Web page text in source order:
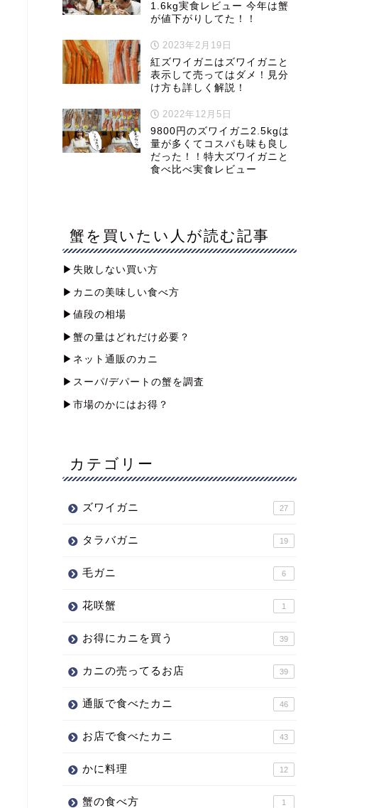
1.6kg実食レビュー 今年は蟹
が値下がりしてた！！
2023年2月19日
紅ズワイガニはズワイガニと
表示して売ってはダメ！見分
け方も詳しく解説！
2022年12月5日
9800円のズワイガニ2.5kgは
量が多くてコスパも味も良し
だった！！特大ズワイガニと
食べ比べ実食レビュー
蟹を買いたい人が読む記事
▶︎失敗しない買い方
▶︎カニの美味しい食べ方
▶︎値段の相場
▶︎蟹の量はどれだけ必要？
▶︎ネット通販のカニ
▶︎スーパ/デパートの蟹を調査
▶︎市場のかにはお得？
カテゴリー
ズワイガニ 27
タラバガニ 19
毛ガニ 6
花咲蟹 1
お得にカニを買う 39
カニの売ってるお店 39
通販で食べたカニ 46
お店で食べたカニ 43
かに料理 12
蟹の食べ方 1